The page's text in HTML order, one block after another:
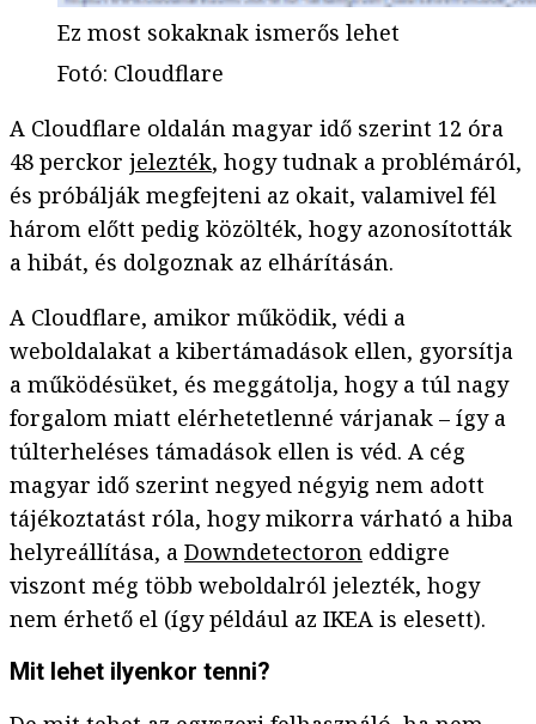
Ez most sokaknak ismerős lehet
Fotó: Cloudflare
A Cloudflare oldalán magyar idő szerint 12 óra
48 perckor jelezték, hogy tudnak a problémáról,
és próbálják megfejteni az okait, valamivel fél
három előtt pedig közölték, hogy azonosították
a hibát, és dolgoznak az elhárításán.
A Cloudflare, amikor működik, védi a
weboldalakat a kibertámadások ellen, gyorsítja
a működésüket, és meggátolja, hogy a túl nagy
forgalom miatt elérhetetlenné várjanak – így a
túlterheléses támadások ellen is véd. A cég
magyar idő szerint negyed négyig nem adott
tájékoztatást róla, hogy mikorra várható a hiba
helyreállítása, a Downdetectoron eddigre
viszont még több weboldalról jelezték, hogy
nem érhető el (így például az IKEA is elesett).
Mit lehet ilyenkor tenni?